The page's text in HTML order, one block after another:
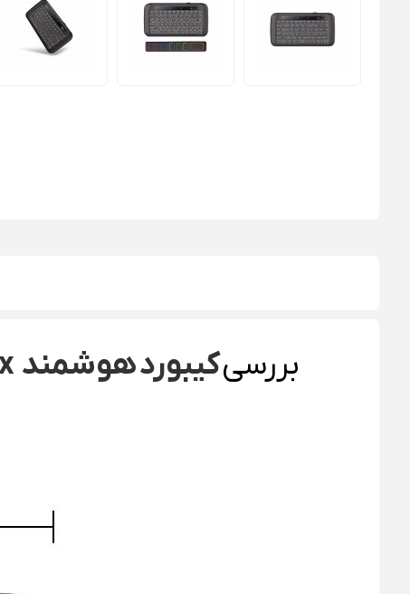
بررسیکیبورد هوشمند Zenex مدل H20